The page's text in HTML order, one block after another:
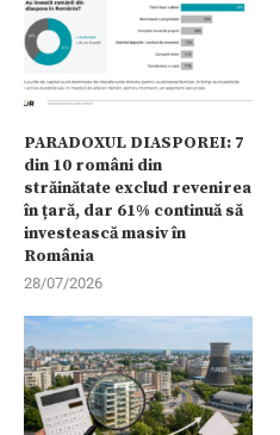
PARADOXUL DIASPOREI: 7
din 10 români din
străinătate exclud revenirea
în țară, dar 61% continuă să
investească masiv în
România
28/07/2026